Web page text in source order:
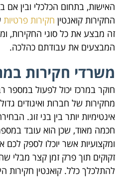
האישות, בתחום הכלכלי ובין
החקירות קואנטין חקירות פרטיות
זה מבצע את כל סוגי החקירות,
המבצעים את עבודתם כהלכה.
משרדי חקירות
חוקר במרכז יכול לפעול
מחקירות של חברות ואיגודים
אינטימיות יותר בין בני זוג.
חכמה מאוד, שכן הוא עובד
ומקצועיות אשר יוכלו לספק
זקוקים תוך פרק זמן קצר מבלי
להתלכלך כלל. קואנטין חקירות